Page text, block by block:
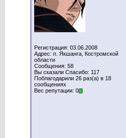
Регистрация: 03.06.2008
Адрес: п. Якшанга, Костромской
области
Сообщения: 58
Вы сказали Спасибо: 117
Поблагодарили 26 раз(а) в 18
сообщениях
Вес репутации: 0